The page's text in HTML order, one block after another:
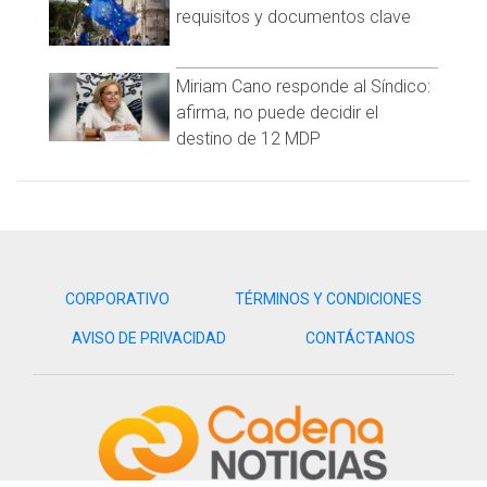
vamos a reducir a 15 minutos, porque qué importante es el
tiempo”, enfatizó Caballero Ramírez.
Ruiz, destacó que la obra será donada al Ayuntamiento y
traerá un auge para la zona oeste, donde además se
instalará un desarrollo industrial para que la gente de Santa
Fe pueda trabajar ahí, pues estos proyectos deben venir
requisitos y documentos clave
Miriam Cano responde al Síndico:
afirma, no puede decidir el
destino de 12 MDP
CORPORATIVO TÉRMINOS Y CONDICIONES
AVISO DE PRIVACIDAD CONTÁCTANOS